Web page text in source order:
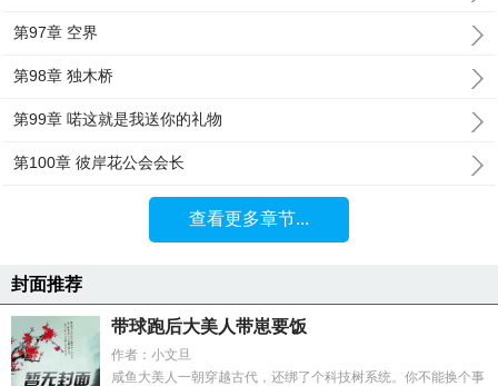
第97章 空界
第98章 独木桥
第99章 喏这就是我送你的礼物
第100章 彼岸花公会会长
查看更多章节...
封面推荐
带球跑后大美人带崽要饭
作者：小文旦
咸鱼大美人一朝穿越古代，还绑了个科技树系统。你不能换个事